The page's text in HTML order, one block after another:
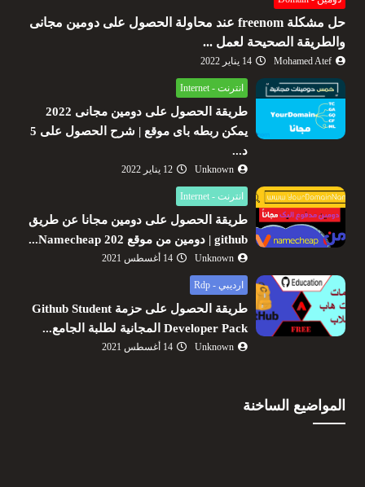
حل مشكلة freenom عند محاولة الحصول على دومين مجانى
والطريقة الصحيحة لعمل ...
Mohamed Atef 14 يناير 2022
انترنت - Internet
طريقة الحصول على دومين مجانى 2022
يمكن ربطه باى موقع | شرح الحصول على 5
د...
Unknown 12 يناير 2022
انترنت - Internet
طريقة الحصول على دومين مجانا عن طريق
github | دومين من موقع Namecheap 202...
Unknown 14 أغسطس 2021
ارديبي - Rdp
طريقة الحصول على حزمة Github Student
Developer Pack المجانية لطلبة الجامع...
Unknown 14 أغسطس 2021
المواضيع الساخنة